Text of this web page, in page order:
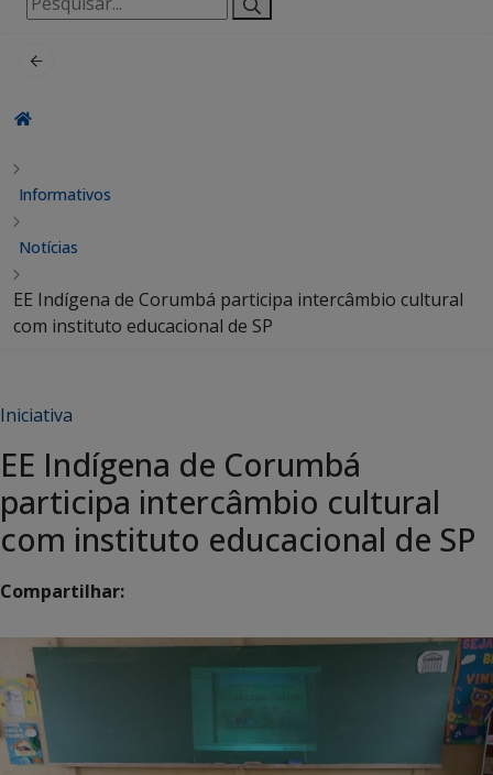
por:
Informativos
Notícias
EE Indígena de Corumbá participa intercâmbio cultural
com instituto educacional de SP
Iniciativa
EE Indígena de Corumbá
participa intercâmbio cultural
com instituto educacional de SP
Compartilhar: